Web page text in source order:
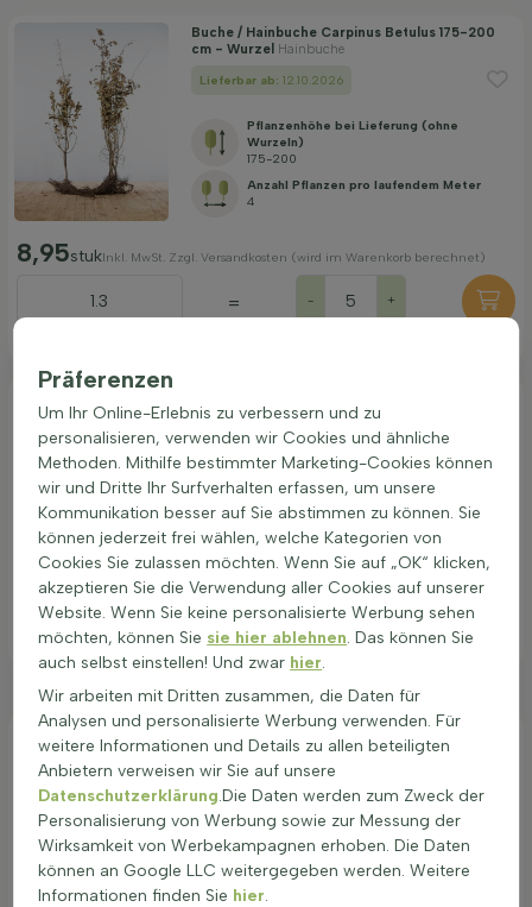
Buche / Hainbuche Carpinus Betulus 175-200
cm - Wurzel Hainbuche
Lieferbar ab: 12.10.2026
Pflanzenhöhe bei Lieferung (ohne
Wurzeln)
175-200
Anzahl Pflanzen pro laufendem Meter
4
8,95stukInkl. MwSt. Zzgl. Versandkosten (wird im Warenkorb berechnet)
= - +
Pflanzenhöhe bei Lieferung (ohne
Wurzeln)
6
2,70stukInkl. MwSt. Zzgl. Versandkosten (wird im Warenkorb berechnet)
Zum Produkt
Carpinus betulus kaufen
Carpinus betulus Hecke ist eine beliebte Wahl für Gärten. Die
Carpinus
gehört zur Familie der Birkengewächse. Diese
Hecke, auch bekannt als Hainbuche (
Buchenhecke
), hat viele
Vorteile. Sie ist sowohl für niedrige als auch hohe Hecken
geeignet. Das grüne Blattwerk ist besonders schön und dicht.
Präferenzen
Um Ihr Online-Erlebnis zu verbessern und zu
personalisieren, verwenden wir Cookies und ähnliche
Methoden. Mithilfe bestimmter Marketing-Cookies können
wir und Dritte Ihr Surfverhalten erfassen, um unsere
Kommunikation besser auf Sie abstimmen zu können. Sie
können jederzeit frei wählen, welche Kategorien von
Cookies Sie zulassen möchten. Wenn Sie auf „OK“ klicken,
akzeptieren Sie die Verwendung aller Cookies auf unserer
Website. Wenn Sie keine personalisierte Werbung sehen
möchten, können Sie sie hier ablehnen. Das können Sie
auch selbst einstellen! Und zwar hier.
Wir arbeiten mit Dritten zusammen, die Daten für
Analysen und personalisierte Werbung verwenden. Für
weitere Informationen und Details zu allen beteiligten
Anbietern verweisen wir Sie auf unsere
Datenschutzerklärung.Die Daten werden zum Zweck der
Personalisierung von Werbung sowie zur Messung der
Wirksamkeit von Werbekampagnen erhoben. Die Daten
können an Google LLC weitergegeben werden. Weitere
Informationen finden Sie hier.